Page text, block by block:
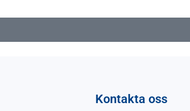
Kontakta oss